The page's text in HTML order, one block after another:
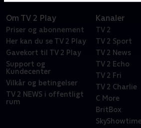
Om TV 2 Play
Priser og abonnement
Her kan du se TV 2 Play
Gavekort til TV 2 Play
Support og
Kundecenter
Vilkår og betingelser
TV 2 NEWS i offentligt
rum
Kanaler
TV 2
TV 2 Sport
TV 2 News
TV 2 Echo
TV 2 Fri
TV 2 Charlie
C More
BritBox